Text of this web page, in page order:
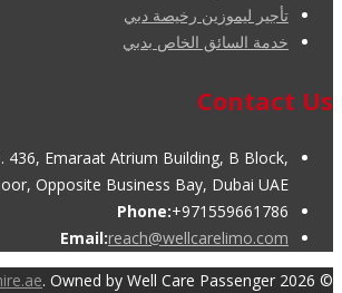
تأجير ليموزين رخيصة دبي
خدمة السائق الخاص بدبي
Contact Us
436, Emaraat Atrium Building, B Block,
Opposite Business Bay, Dubai UAE
Phone:+971559661786
Email:reach@wellcarelimo.com
© 2026
. Owned by Well Care Passenger